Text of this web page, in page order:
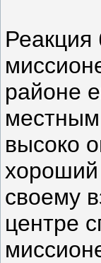
районе
местным
высоко
своему
центре